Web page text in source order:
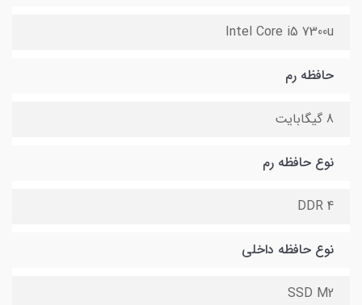
Intel Core i5 7300u
حافظه رم
8 گیگابایت
نوع حافظه رم
DDR 4
نوع حافظه داخلی
SSD M2